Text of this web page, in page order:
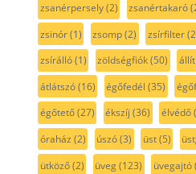
zsanérpersely(2) zsanértakaró
zsinór(1) zsomp(2) zsírfilter
zsírálló(1) zöldségfiók(50)
átlátszó(16) égőfedél (35)
égőtető(27) ékszíj (36) élvédő
óraház (2) úszó(3) üst(5)
ütköző(2) üveg(123) üvegajtó